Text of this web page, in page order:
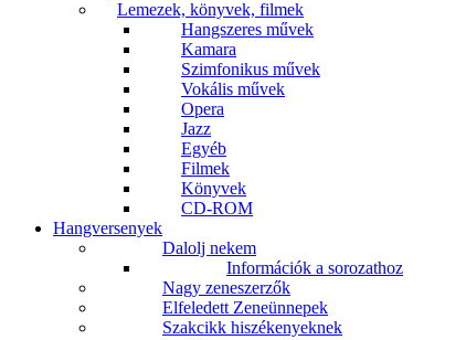
Lemezek, könyvek, filmek
Hangszeres művek
Kamara
Szimfonikus művek
Vokális művek
Opera
Jazz
Egyéb
Filmek
Könyvek
CD-ROM
Hangversenyek
Dalolj nekem
Információk a sorozathoz
Nagy zeneszerzők
Elfeledett Zeneünnepek
Szakcikk hiszékenyeknek